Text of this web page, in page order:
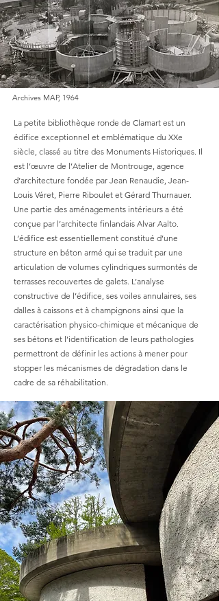
Archives MAP, 1964
La petite bibliothèque ronde de Clamart est un
édifice exceptionnel et emblématique du XXe
siècle, classé au titre des Monuments Historiques. Il
est l’œuvre de l’Atelier de Montrouge, agence
d’architecture fondée par Jean Renaudie, Jean-
Louis Véret, Pierre Riboulet et Gérard Thurnauer.
Une partie des aménagements intérieurs a été
conçue par l’architecte finlandais Alvar Aalto.
L’édifice est essentiellement constitué d’une
structure en béton armé qui se traduit par une
articulation de volumes cylindriques surmontés de
terrasses recouvertes de galets. L’analyse
constructive de l’édifice, ses voiles annulaires, ses
dalles à caissons et à champignons ainsi que la
caractérisation physico-chimique et mécanique de
ses bétons et l’identification de leurs pathologies
permettront de définir les actions à mener pour
stopper les mécanismes de dégradation dans le
cadre de sa réhabilitation.